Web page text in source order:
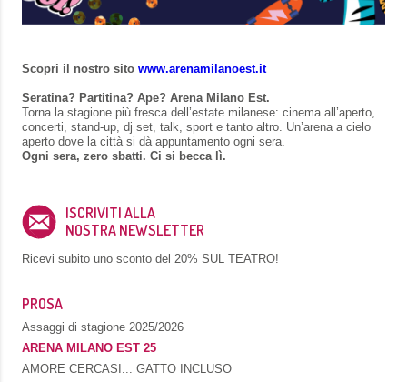
Scopri il nostro sito www.arenamilanoest.it
Seratina? Partitina? Ape? Arena Milano Est.
Torna la stagione più fresca dell’estate milanese: cinema all’aperto,
concerti, stand-up, dj set, talk, sport e tanto altro. Un’arena a cielo
aperto dove la città si dà appuntamento ogni sera.
Ogni sera, zero sbatti. Ci si becca lì.
ISCRIVITI ALLA
NOSTRA NEWSLETTER
Ricevi subito uno sconto del 20% SUL TEATRO!
PROSA
Assaggi di stagione 2025/2026
ARENA MILANO EST 25
AMORE CERCASI... GATTO INCLUSO